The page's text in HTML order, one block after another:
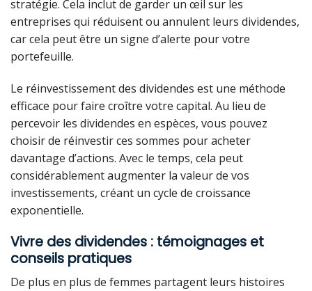
stratégie. Cela inclut de garder un œil sur les
entreprises qui réduisent ou annulent leurs dividendes,
car cela peut être un signe d’alerte pour votre
portefeuille.
Le réinvestissement des dividendes est une méthode
efficace pour faire croître votre capital. Au lieu de
percevoir les dividendes en espèces, vous pouvez
choisir de réinvestir ces sommes pour acheter
davantage d’actions. Avec le temps, cela peut
considérablement augmenter la valeur de vos
investissements, créant un cycle de croissance
exponentielle.
Vivre des dividendes : témoignages et
conseils pratiques
De plus en plus de femmes partagent leurs histoires